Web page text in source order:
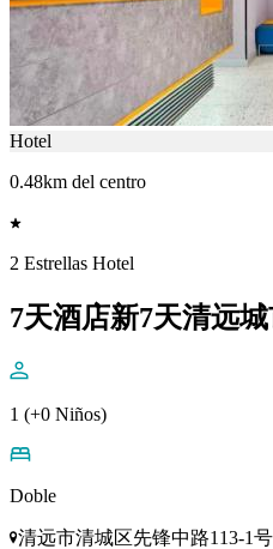
Hotel
0.48km del centro
2 Estrellas Hotel
7天酒店新7天清远
1 (+0 Niños)
Doble
清远市清城区先锋中路113-1号